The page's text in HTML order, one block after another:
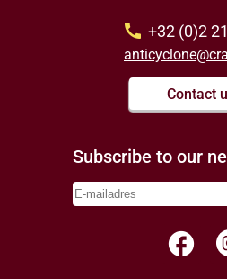
call +32 (0)2
Contact
Subscribe to our
facebook